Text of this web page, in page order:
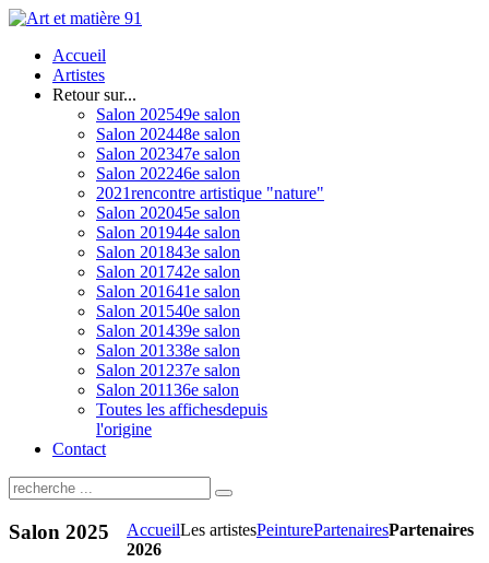
Accueil
Artistes
Retour sur...
Salon 202549e salon
Salon 202448e salon
Salon 202347e salon
Salon 202246e salon
2021rencontre artistique "nature"
Salon 202045e salon
Salon 201944e salon
Salon 201843e salon
Salon 201742e salon
Salon 201641e salon
Salon 201540e salon
Salon 201439e salon
Salon 201338e salon
Salon 201237e salon
Salon 201136e salon
Toutes les affichesdepuis
l'origine
Contact
AccueilLes artistesPeinturePartenairesPartenaires
2026
Salon 2025